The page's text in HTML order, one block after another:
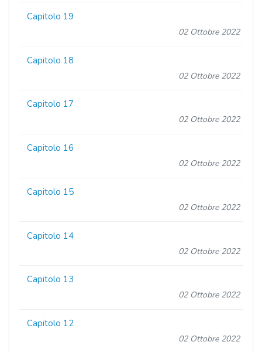
Capitolo 19
02 Ottobre 2022
Capitolo 18
02 Ottobre 2022
Capitolo 17
02 Ottobre 2022
Capitolo 16
02 Ottobre 2022
Capitolo 15
02 Ottobre 2022
Capitolo 14
02 Ottobre 2022
Capitolo 13
02 Ottobre 2022
Capitolo 12
02 Ottobre 2022